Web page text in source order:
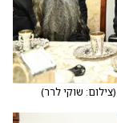
(צילום: שוקי לרר)